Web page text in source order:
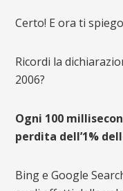
Certo! E ora ti
Ricordi la
2006?
Ogni 100
perdita dell’1%
Bing e Google